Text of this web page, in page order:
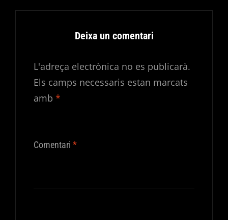
Deixa un comentari
L'adreça electrònica no es publicarà.
Els camps necessaris estan marcats
amb *
Comentari *